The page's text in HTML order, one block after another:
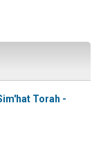
Torah -